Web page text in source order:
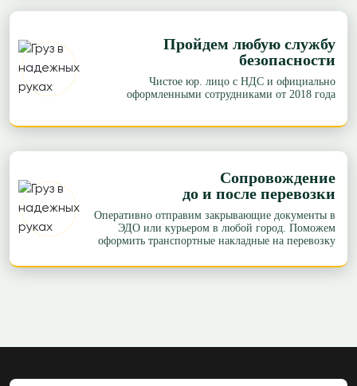
Пройдем любую службу
безопасности
Чистое юр. лицо с НДС и официально
оформленными сотрудниками от 2018 года
Сопровождение
до и после перевозки
Оперативно отправим закрывающие документы в
ЭДО или курьером в любой город. Поможем
оформить транспортные накладные на перевозку